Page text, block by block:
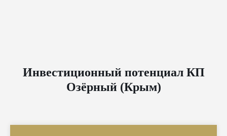
Инвестиционный потенциал КП
Озёрный (Крым)